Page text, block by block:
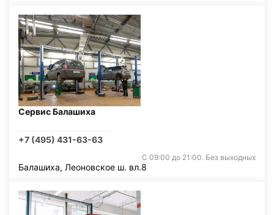
Сервис Балашиха
+7 (495) 431-63-63
С 09:00 до 21:00. Без выходных
Балашиха, Леоновское ш. вл.8